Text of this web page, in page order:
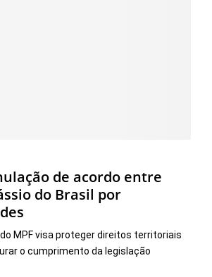
de acordo entre
do Brasil por
MPF visa proteger direitos territoriais
o cumprimento da legislação